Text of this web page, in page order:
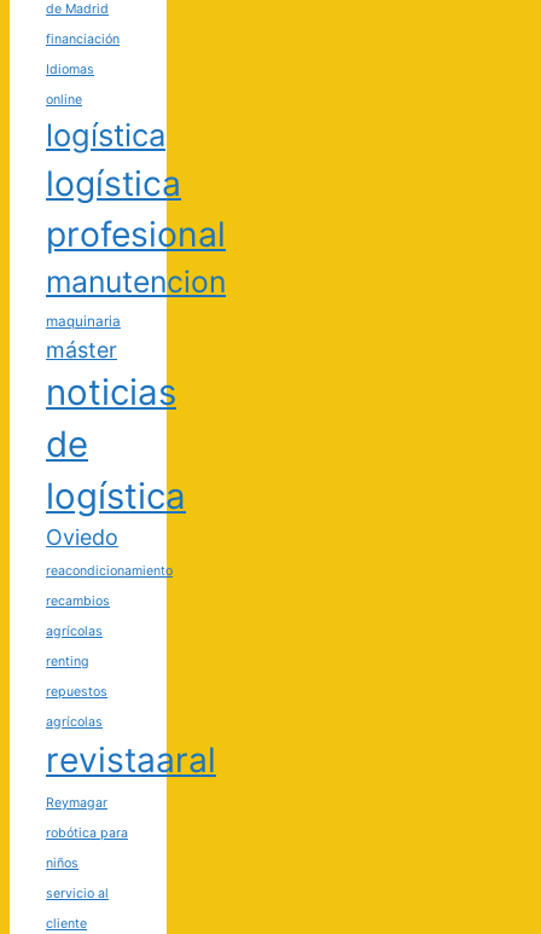
de Madrid
financiación
Idiomas
online
logística
logística
profesional
manutencion
maquinaria
máster
noticias
de
logística
Oviedo
reacondicionamiento
recambios
agrícolas
renting
repuestos
agrícolas
revistaaral
Reymagar
robótica para
niños
servicio al
cliente